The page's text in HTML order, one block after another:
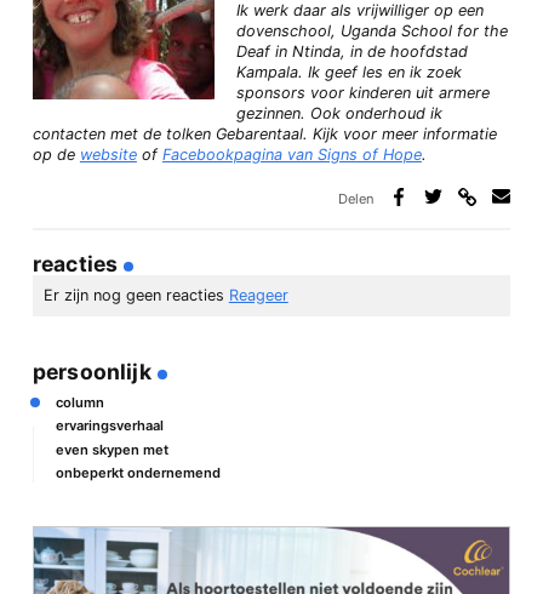
Ik werk daar als vrijwilliger op een
dovenschool, Uganda School for the
Deaf in Ntinda, in de hoofdstad
Kampala. Ik geef les en ik zoek
sponsors voor kinderen uit armere
gezinnen. Ook onderhoud ik
contacten met de tolken Gebarentaal. Kijk voor meer informatie
op de websiteof Facebookpagina van Signs of Hope.
Delen
reacties
Er zijn nog geen reacties Reageer
Je e-mailadres wordt niet gepubliceerd.
gemarkeerd met
persoonlijk
column
ervaringsverhaal
even skypen met
onbeperkt ondernemend